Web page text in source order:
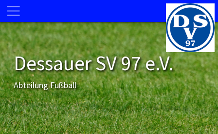
Dessauer SV 97 e.V.
Abteilung Fußball